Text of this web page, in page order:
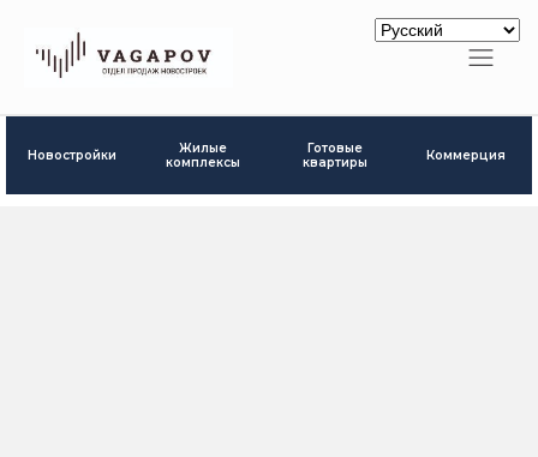
Новостройки
Жилые
комплексы
Готовые
квартиры
Коммерция